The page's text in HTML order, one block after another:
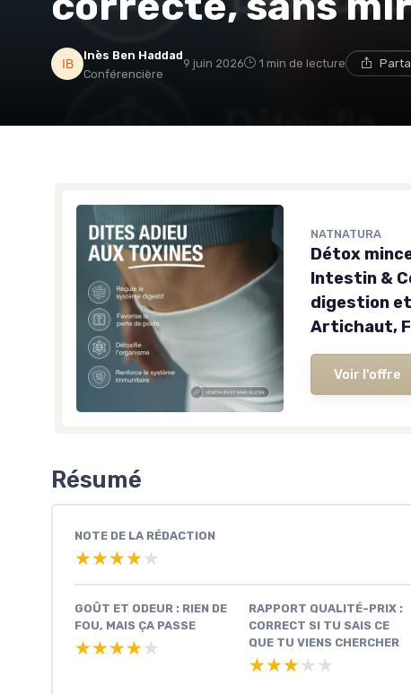
Inès Ben Haddad
Conférencière
9 juin 2026 1 min de lecture
NATNATURA
Détox
Intestin &
digestion
Artichaut,
Voir l'offre
Résumé
NOTE DE LA RÉDACTION
★★★★★
★★★★★
GOÛT ET ODEUR : RIEN DE
FOU, MAIS ÇA PASSE
★★★★★
★★★★★
RAPPORT QUALITÉ-PRIX :
CORRECT SI TU SAIS CE
QUE TU VIENS CHERCHER
★★★★★
★★★★★